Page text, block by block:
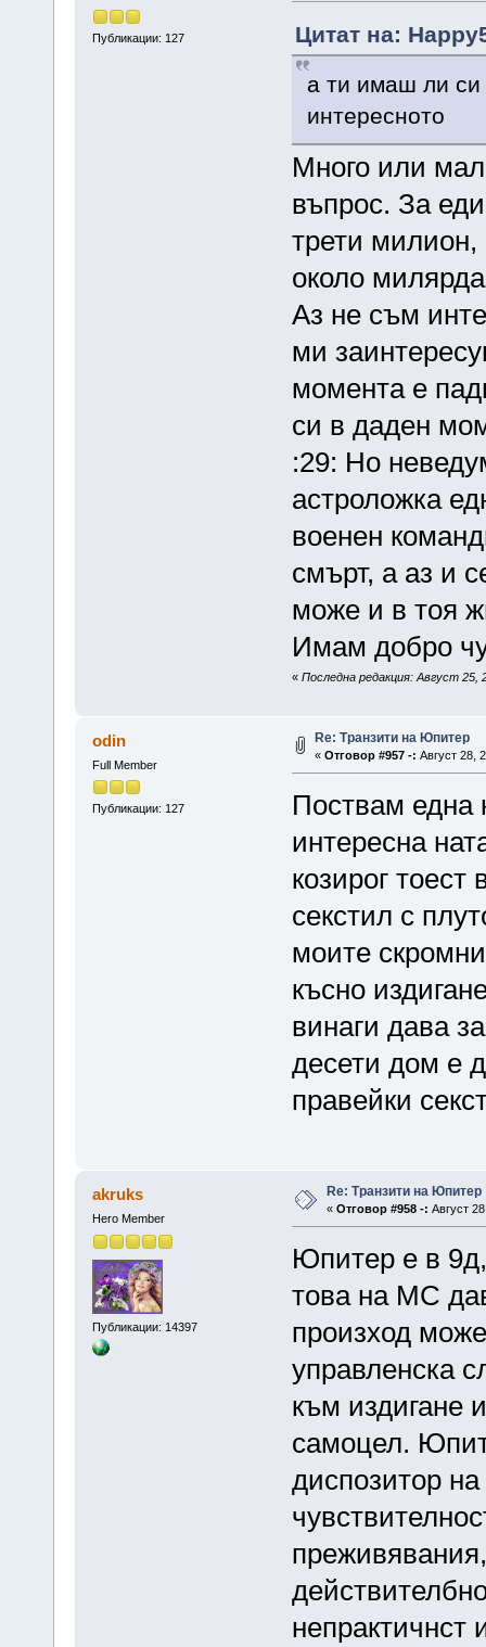
Публикации: 127
Цитат на:
а ти имаш ли си
интересното
Много или
въпрос. За
трети милион,
около
Аз не съм
ми
момента е
си в даден
:29: Но
астроложка
военен
смърт, а аз и
може и в тоя
Имам добро
« Последна редакция: Август 25,
odin
Full Member
Публикации: 127
Re: Транзити на Юпитер
« Отговор #957 -: Август 28,
Поствам една
интересна
козирог
секстил с
моите
късно
винаги дава
десети дом е
правейки
akruks
Hero Member
Публикации: 14397
Re: Транзити на Юпитер
« Отговор #958 -: Август
Юпитер е в
това на МС
произход
управленска
към издигане
самоцел.
диспозитор